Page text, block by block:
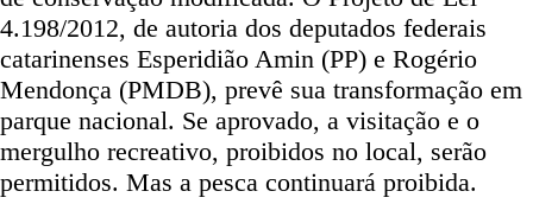
4.198/2012, de autoria dos deputados federais
catarinenses Esperidião Amin (PP) e Rogério
Mendonça (PMDB), prevê sua transformação em
parque nacional. Se aprovado, a visitação e o
mergulho recreativo, proibidos no local, serão
permitidos. Mas a pesca continuará proibida.